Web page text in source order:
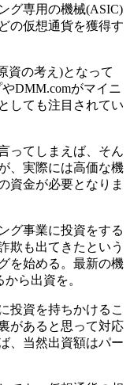
グ専用の機械(ASIC)
の仮想通貨を獲得す
資の考え)となって
DMM.comがマイニ
しても注目されてい
ってしまえば、そん
、実際には高価な機
資金が必要となりま
グ事業に投資をする
欺も出てきたという
を始める。最新の機
ら出資を。
投資を持ちかけるこ
があると思って対応
、当然出資額はパー